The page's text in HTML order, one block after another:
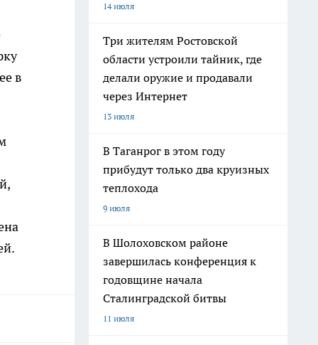
в
14 июля
Три жителям Ростовской
области устроили тайник, где
делали оружие и продавали
через Интернет
13 июля
В Таганрог в этом году
прибудут только два круизных
теплохода
9 июля
В Шолоховском районе
завершилась конференция к
годовщине начала
Сталинградской битвы
11 июля